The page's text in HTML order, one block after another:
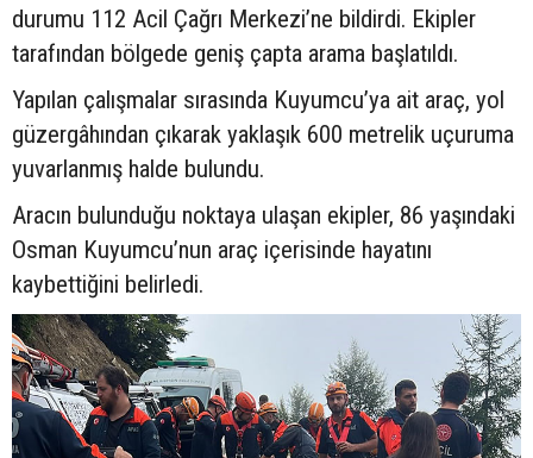
durumu 112 Acil Çağrı Merkezi’ne bildirdi. Ekipler
tarafından bölgede geniş çapta arama başlatıldı.
Yapılan çalışmalar sırasında Kuyumcu’ya ait araç, yol
güzergâhından çıkarak yaklaşık 600 metrelik uçuruma
yuvarlanmış halde bulundu.
Aracın bulunduğu noktaya ulaşan ekipler, 86 yaşındaki
Osman Kuyumcu’nun araç içerisinde hayatını
kaybettiğini belirledi.